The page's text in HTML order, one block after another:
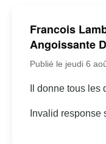
Francois
Angoissante
Publié le jeudi 6
Il donne tous
Invalid response